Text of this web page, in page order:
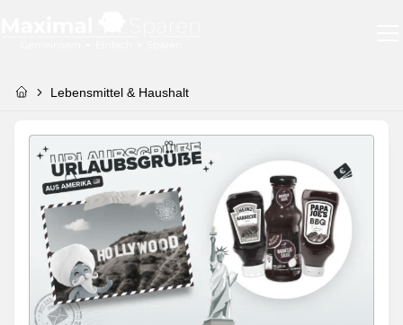
Lebensmittel & Haushalt